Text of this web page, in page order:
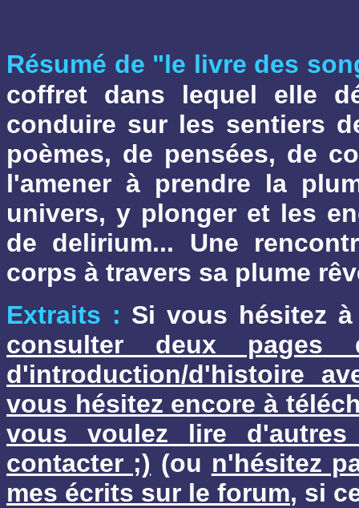
Résumé de "le livre des
coffret dans lequel elle
conduire sur les sentiers
poèmes, de pensées, de
l'amener à prendre la
univers, y plonger et les
de delirium... Une
corps à travers sa plume
Extraits : Si vous hésitez
consulter deux
d'introduction/d'histoire
vous hésitez encore à
vous voulez lire
contacter ;) (ou n'hésitez
mes écrits sur le forum, si